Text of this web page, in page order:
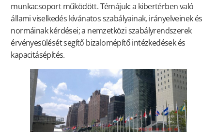
munkacsoport működött. Témájuk: a kibertérben való
állami viselkedés kívánatos szabályainak, irányelveinek és
normáinak kérdései; a nemzetközi szabályrendszerek
érvényesülését segítő bizalomépítő intézkedések és
kapacitásépítés.